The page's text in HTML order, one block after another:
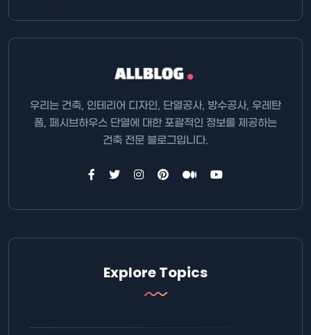
우리는 건축, 인테리어 디자인, 단열공사, 방수공사, 우레탄
폼, 페시브하우스 단열에 대한 포괄적인 정보를 제공하는
건축 전문 블로그입니다.
Explore Topics